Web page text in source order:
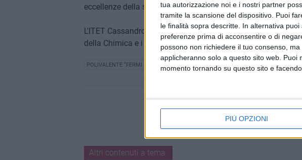
tua autorizzazione noi e i nostri partner
tramite la scansione del dispositivo. Puoi
le finalità sopra descritte. In alternativa
preferenze prima di acconsentire o di
possono non richiedere il tuo consenso,
applicheranno solo a questo sito web.
momento tornando su questo sito e
PIÙ OPZIONI
eccellenze della scuola.
L'ITET Cassandro Fermi Nervi di Barletta si conferma così
della Chimica e i suoi studenti continuano a dimostrare di
POLIVALENTE “FERMI –NERVI-CASSANDRO”
Altri contenuti a tema